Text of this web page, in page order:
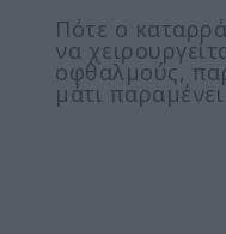
Πότε ο
να
οφθαλμούς,
μάτι